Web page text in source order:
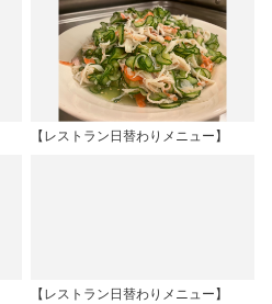
【レストラン日替わりメニュー】
【レストラン日替わりメニュー】